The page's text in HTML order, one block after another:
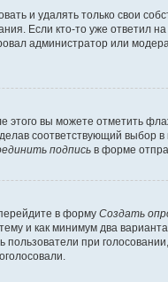
и удалять только свои
Если кто-то уже ответил
администратор или
этого вы можете отметить
соответствующий выбор
подпись в форме
в форму Создать
и как минимум два
пользователи при